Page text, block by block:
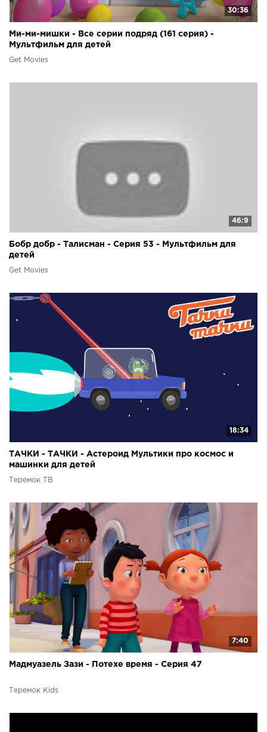
30:36
Ми-ми-мишки - Все серии подряд (161 серия) -
Мультфильм для детей
Get Movies
46:9
Бобр добр - Талисман - Серия 53 - Мультфильм для
детей
Get Movies
18:34
ТАЧКИ - ТАЧКИ - Астероид Мультики про космос и
машинки для детей
Теремок ТВ
7:40
Мадмуазель Зази - Потехе время - Серия 47
Теремок Kids